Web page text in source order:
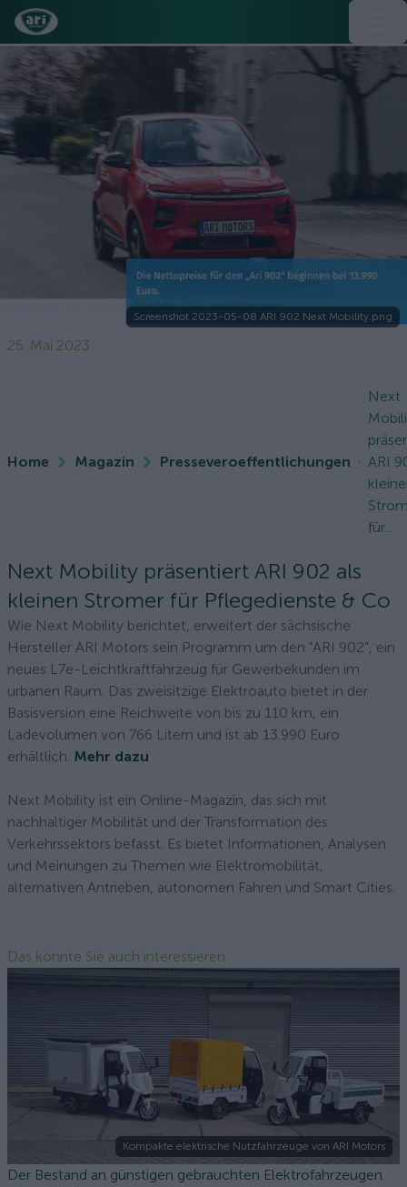
Screenshot 2023-05-08 ARI 902 Next Mobility.png
25. Mai 2023
Home Magazin Presseveroeffentlichungen
Next
ARI
für...
Next Mobility präsentiert ARI 902 als
kleinen Stromer für Pflegedienste & Co
Wie Next Mobility berichtet, erweitert der sächsische
Hersteller ARI Motors sein Programm um den "ARI 902", ein
neues L7e-Leichtkraftfahrzeug für Gewerbekunden im
urbanen Raum. Das zweisitzige Elektroauto bietet in der
Basisversion eine Reichweite von bis zu 110 km, ein
Ladevolumen von 766 Litern und ist ab 13.990 Euro
erhältlich. Mehr dazu
Next Mobility ist ein Online-Magazin, das sich mit
nachhaltiger Mobilität und der Transformation des
Verkehrssektors befasst. Es bietet Informationen, Analysen
und Meinungen zu Themen wie Elektromobilität,
alternativen Antrieben, autonomen Fahren und Smart Cities.
Das könnte Sie auch interessieren
Kompakte elektrische Nutzfahrzeuge von ARI Motors
Der Bestand an günstigen gebrauchten Elektrofahrzeugen